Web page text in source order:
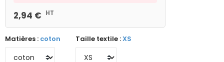
2,94 € HT
Matières : coton Taille textile :XS